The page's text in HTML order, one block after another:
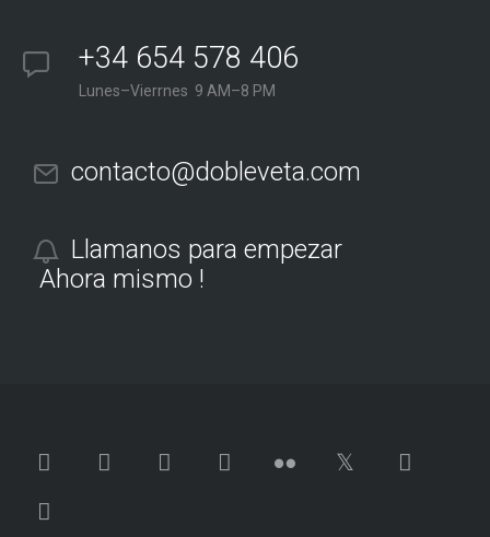
+34 654 578 406
Lunes–Vierrnes 9 AM–8 PM
contacto@dobleveta.com
Llamanos para empezar
Ahora mismo !